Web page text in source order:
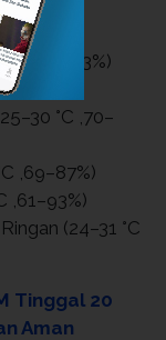
°C ,68–93%)
°C ,70–
,69–87%)
,61–93%)
(24–31 °C
Tinggal 20
Aman